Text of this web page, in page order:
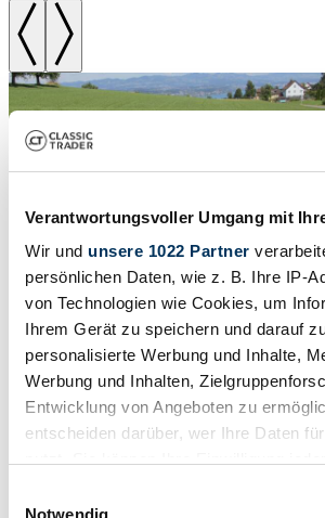
Verantwortungsvoller Umgang mit
Wir und unsere 1022 Partner
persönlichen Daten, wie z. B. Ihre IP-
von Technologien wie Cookies, um
Ihrem Gerät zu speichern und darauf
personalisierte Werbung und Inhalte,
Werbung und Inhalten,
Entwicklung von Angeboten zu
entscheiden darüber, wer Ihre Daten
Trigger Symbol ändern oder widerrufen
Notwendig
1978 | Lancia Beta
Rare Spider, Swiss-made, low mileage
CHF 13,000 - CHF 15,000